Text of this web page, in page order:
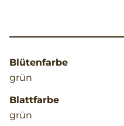
Blütenfarbe
grün
Blattfarbe
grün